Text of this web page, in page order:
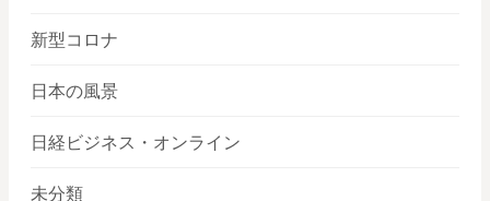
新型コロナ
日本の風景
日経ビジネス・オンライン
未分類